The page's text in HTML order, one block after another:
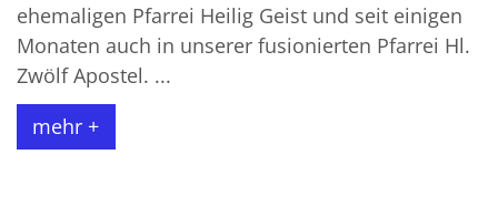
ehemaligen Pfarrei Heilig Geist und seit einigen
Monaten auch in unserer fusionierten Pfarrei Hl.
Zwölf Apostel. ...
mehr +